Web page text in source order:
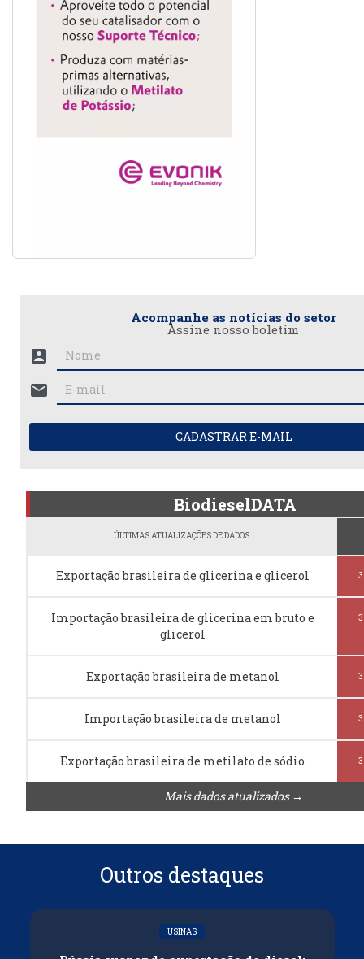
Acompanhe as notícias do setor
Assine nosso boletim
account_box
mail
CADASTRAR E-MAIL
BiodieselDATA
ÚLTIMAS ATUALIZAÇÕES DE DADOS
Exportação brasileira de glicerina e glicerol 3
Importação brasileira de glicerina em bruto e
glicerol
3
Exportação brasileira de metanol 3
Importação brasileira de metanol 3
Exportação brasileira de metilato de sódio 3
Mais dados atualizados →
Outros destaques
USINAS